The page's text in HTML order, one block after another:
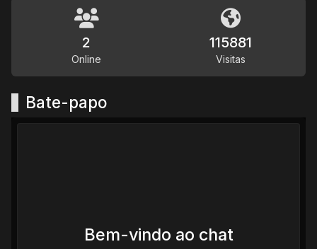
2
Online
115881
Visitas
Bate-papo
Bem-vindo ao chat